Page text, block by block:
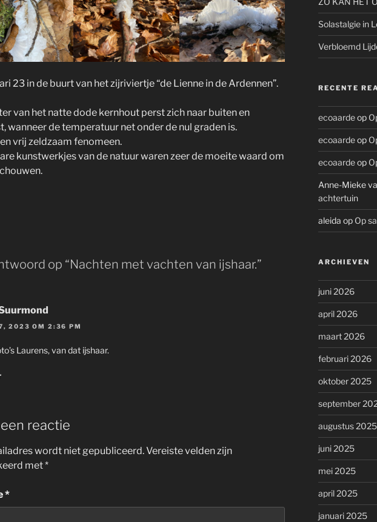
23 in de buurt van het zijriviertje “de Lienne in de Ardennen”.
van het natte dode kernhout perst zich naar buiten en
wanneer de temperatuur net onder de nul graden is.
vrij zeldzaam fenomeen.
kunstwerkjes van de natuur waren zeer de moeite waard om
op “Nachten met vachten van ijshaar.”
2023 OM 2:36 PM
Laurens, van dat ijshaar.
reactie
wordt niet gepubliceerd.Vereiste velden zijn
met*
*
Solastalgie in
Verbloemd
RECENTE
ecoaardeop
ecoaardeop
ecoaardeop
Anne-Mieke
achtertuin
aleida op Op
ARCHIEVEN
juni 2026
april 2026
maart 2026
februari 2026
oktober 2025
september
augustus 2025
juni 2025
mei 2025
april 2025
januari 2025